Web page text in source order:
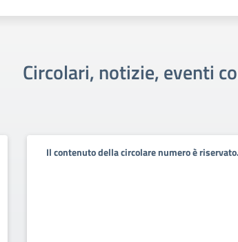
Circolari, notizie, eventi
Il contenuto della circolare numero è riservato.